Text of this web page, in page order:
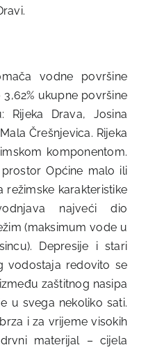
vodne površine
ukupne površine
Rijeka Drava, Josina
Črešnjevica. Rijeka
komponentom.
Općine malo ili
karakteristike
najveći dio
(maksimum vode u
Depresije i stari
vodostaja redovito se
zaštitnog nasipa
u svega nekoliko sati.
i za vrijeme visokih
materijal – cijela